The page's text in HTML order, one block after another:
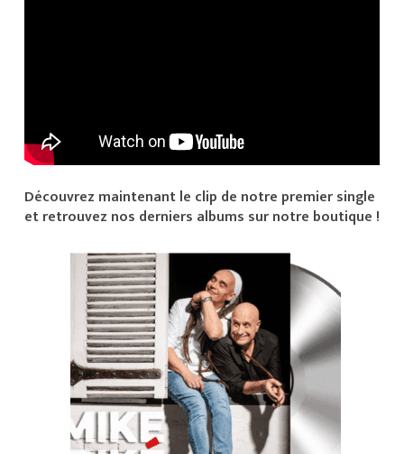
Découvrez maintenant le clip de notre premier single
et retrouvez nos derniers albums sur notre boutique !